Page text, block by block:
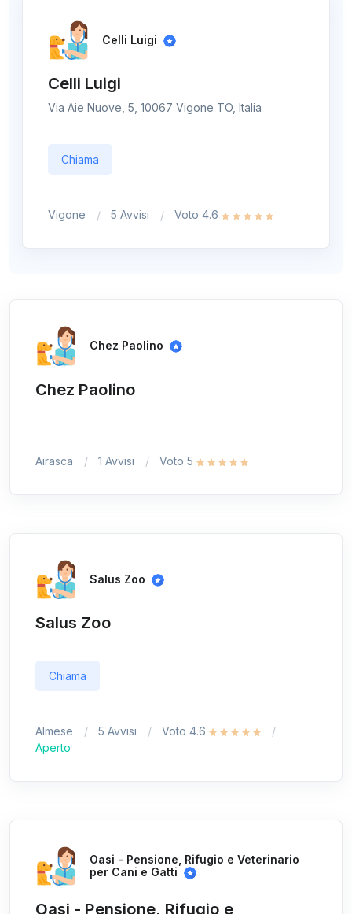
Celli Luigi
Celli Luigi
Via Aie Nuove, 5, 10067 Vigone TO, Italia
Chiama
Vigone 5 Avvisi Voto 4.6
Chez Paolino
Chez Paolino
Airasca 1 Avvisi Voto 5
Salus Zoo
Salus Zoo
Chiama
Almese 5 Avvisi
Voto 4.6
Aperto
Oasi - Pensione, Rifugio e Veterinario
per Cani e Gatti
Oasi - Pensione, Rifugio e